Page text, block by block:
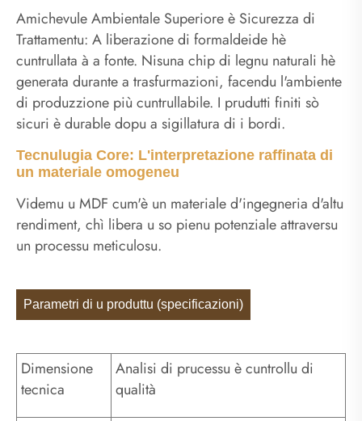
Amichevule Ambientale Superiore è Sicurezza di
Trattamentu: A liberazione di formaldeide hè
cuntrullata à a fonte. Nisuna chip di legnu naturali hè
generata durante a trasfurmazioni, facendu l'ambiente
di produzzione più cuntrullabile. I prudutti finiti sò
sicuri è durable dopu a sigillatura di i bordi.
Tecnulugia Core: L'interpretazione raffinata di
un materiale omogeneu
Videmu u MDF cum'è un materiale d'ingegneria d'altu
rendiment, chì libera u so pienu potenziale attraversu
un processu meticulosu.
Parametri di u produttu (specificazioni)
Dimensione
tecnica
Analisi di prucessu è cuntrollu di
qualità